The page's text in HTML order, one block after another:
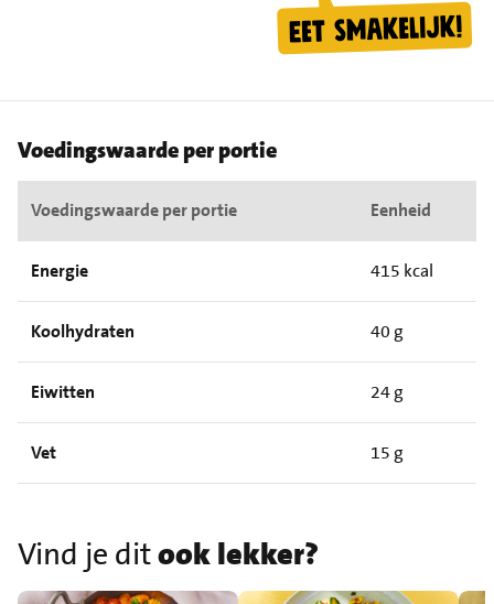
Voedingswaarde per portie
Voedingswaarde per portie Eenheid
Energie 415 kcal
Koolhydraten 40 g
Eiwitten 24 g
Vet 15 g
Vind je ditook lekker?